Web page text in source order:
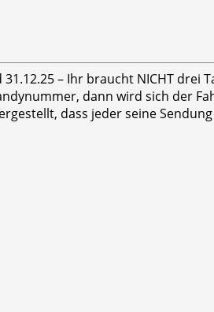
– Ihr braucht NICHT drei
dann wird sich der
dass jeder seine